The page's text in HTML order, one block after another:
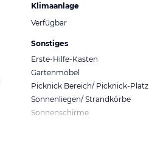
Klimaanlage
Verfügbar
Sonstiges
Erste-Hilfe-Kasten
Gartenmöbel
Picknick Bereich/ Picknick-Platz
Sonnenliegen/ Strandkörbe
Sonnenschirme